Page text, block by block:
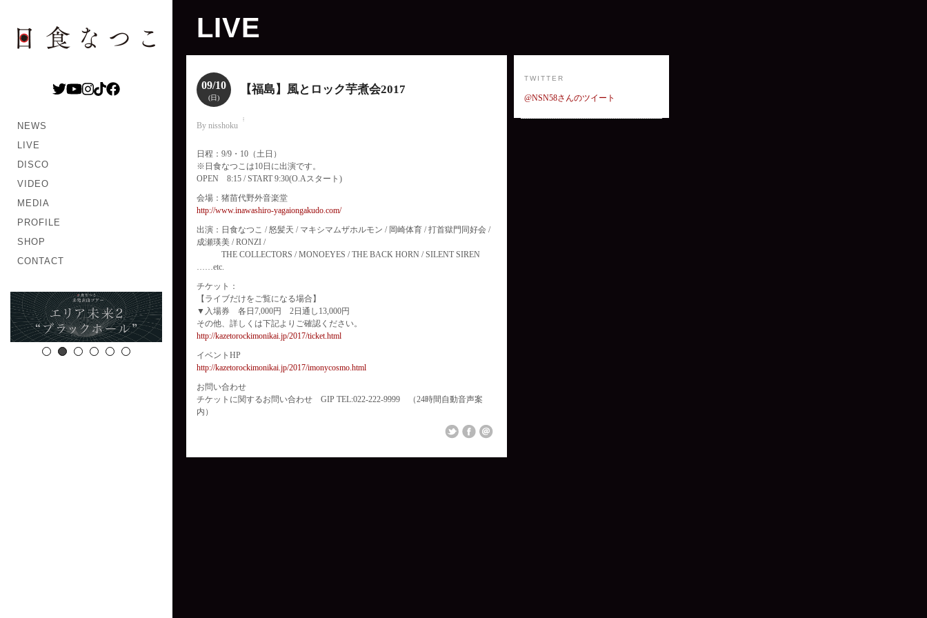
NEWS
LIVE
DISCO
VIDEO
MEDIA
PROFILE
SHOP
CONTACT
LIVE
09/10
(日)
【福島】風とロック芋煮会2017
By nisshoku
日程：9/9・10（土日）
※日食なつこは10日に出演です。
OPEN 8:15 / START 9:30(O.Aスタート)
会場：猪苗代野外音楽堂
http://www.inawashiro-yagaiongakudo.com/
出演：日食なつこ / 怒髪天 / マキシマムザホルモン / 岡崎体育 / 打首獄門同好会 /
成瀬瑛美 / RONZI /
THE COLLECTORS / MONOEYES / THE BACK HORN / SILENT SIREN
……etc.
チケット：
【ライブだけをご覧になる場合】
▼入場券 各日7,000円 2日通し13,000円
その他、詳しくは下記よりご確認ください。
http://kazetorockimonikai.jp/2017/ticket.html
イベントHP
http://kazetorockimonikai.jp/2017/imonycosmo.html
お問い合わせ
チケットに関するお問い合わせ GIP TEL:022-222-9999 （24時間自動音声案
内）
TWITTER
@NSN58さんのツイート